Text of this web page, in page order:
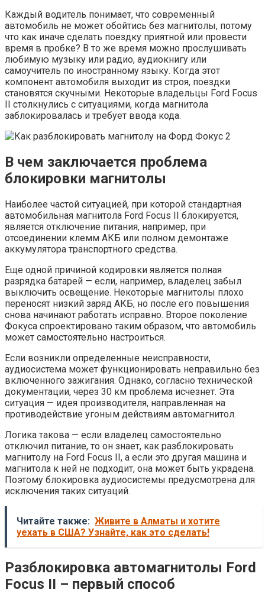
Каждый водитель понимает, что современный
автомобиль не может обойтись без магнитолы, потому
что как иначе сделать поездку приятной или провести
время в пробке? В то же время можно прослушивать
любимую музыку или радио, аудиокнигу или
самоучитель по иностранному языку. Когда этот
компонент автомобиля выходит из строя, поездки
становятся скучными. Некоторые владельцы Ford Focus
II столкнулись с ситуациями, когда магнитола
заблокировалась и требует ввода кода.
В чем заключается проблема
блокировки магнитолы
Наиболее частой ситуацией, при которой стандартная
автомобильная магнитола Ford Focus II блокируется,
является отключение питания, например, при
отсоединении клемм АКБ или полном демонтаже
аккумулятора транспортного средства.
Еще одной причиной кодировки является полная
разрядка батарей — если, например, владелец забыл
выключить освещение. Некоторые магнитолы плохо
переносят низкий заряд АКБ, но после его повышения
снова начинают работать исправно. Второе поколение
Фокуса спроектировано таким образом, что автомобиль
может самостоятельно настроиться.
Если возникли определенные неисправности,
аудиосистема может функционировать неправильно без
включенного зажигания. Однако, согласно технической
документации, через 30 км проблема исчезнет. Эта
ситуация — идея производителя, направленная на
противодействие угоным действиям автомагнитол.
Логика такова — если владелец самостоятельно
отключил питание, то он знает, как разблокировать
магнитолу на Ford Focus II, а если это другая машина и
магнитола к ней не подходит, она может быть украдена.
Поэтому блокировка аудиосистемы предусмотрена для
исключения таких ситуаций.
Читайте также: Живите в Алматы и хотите
уехать в США? Узнайте, как это сделать!
Разблокировка автомагнитолы Ford
Focus II – первый способ